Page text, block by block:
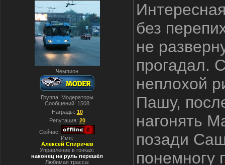
Чемпион
Группа: Модераторы
Сообщений: 1508
Награды: 10
Репутация: 20
Сейчас:
Имя:
Алексей Спиричев
Управление в гонках:
наконец на руль перешёл
Любимая трасса:
без
не
прогадал.
неплохой
Пашу,
нагонять
позади
понемногу